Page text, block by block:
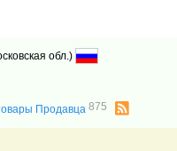
обл.)
Продавца875